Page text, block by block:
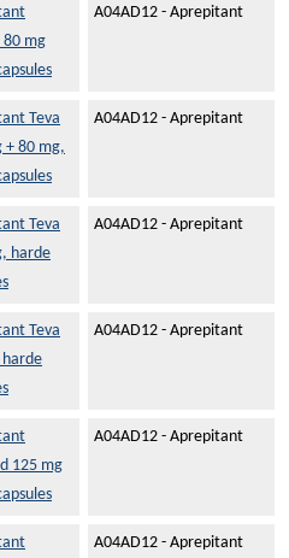
80 mg
A04AD12 - Aprepitant
Teva
+ 80 mg,
A04AD12 - Aprepitant
Teva
harde
A04AD12 - Aprepitant
Teva
harde
A04AD12 - Aprepitant
125 mg
A04AD12 - Aprepitant
A04AD12 - Aprepitant